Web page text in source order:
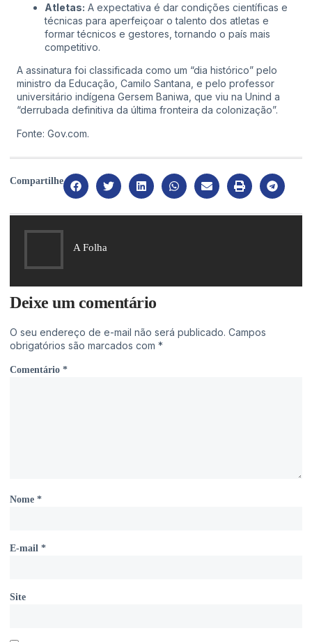
Atletas: A expectativa é dar condições científicas e
técnicas para aperfeiçoar o talento dos atletas e
formar técnicos e gestores, tornando o país mais
competitivo.
A assinatura foi classificada como um “dia histórico” pelo
ministro da Educação, Camilo Santana, e pelo professor
universitário indígena Gersem Baniwa, que viu na Unind a
“derrubada definitiva da última fronteira da colonização”.
Fonte: Gov.com.
Compartilhe
A Folha
Deixe um comentário
O seu endereço de e-mail não será publicado. Campos
obrigatórios são marcados com *
Comentário *
Nome *
E-mail *
Site